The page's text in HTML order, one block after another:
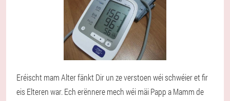
Eréischt mam Alter fänkt Dir un ze verstoen wéi schwéier et fir
eis Elteren war. Ech erënnere mech wéi mäi Papp a Mamm de